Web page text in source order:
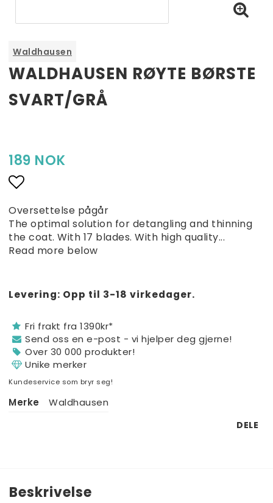
649 NOK
519,20 NOK
350,46 NOK
€50,60
€34,16
€40,48
€27,33
Waldhausen
WALDHAUSEN RØYTE BØRSTE
SVART/GRÅ
189 NOK
Add to list of favorites
Oversettelse pågår
The optimal solution for detangling and thinning
the coat. With 17 blades. With high quality...
Read more below
Levering: Opp til 3-18 virkedager.
Fri frakt fra 1390kr*
Send oss ​​en e-post - vi hjelper deg gjerne!
Over 30 000 produkter!
Unike merker
Kundeservice som bryr seg!
Merke Waldhausen
DELE
Beskrivelse